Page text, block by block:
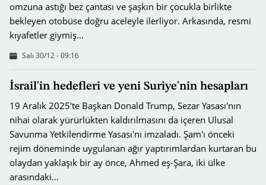
omzuna astığı bez çantası ve şaşkın bir çocukla birlikte
bekleyen otobüse doğru aceleyle ilerliyor. Arkasında, resmi
kıyafetler giymiş…
Salı 30/12 - 09:16
İsrail'in hedefleri ve yeni Suriye'nin hesapları
19 Aralık 2025'te Başkan Donald Trump, Sezar Yasası'nın
nihai olarak yürürlükten kaldırılmasını da içeren Ulusal
Savunma Yetkilendirme Yasası'nı imzaladı. Şam'ı önceki
rejim döneminde uygulanan ağır yaptırımlardan kurtaran bu
olaydan yaklaşık bir ay önce, Ahmed eş-Şara, iki ülke
arasındaki…